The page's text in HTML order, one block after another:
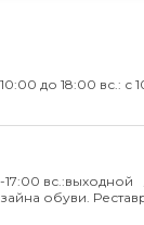
до 18:00 вс.: с
вс.:выходной
обуви.